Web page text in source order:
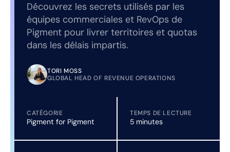
Découvrez les secrets utilisés par les
équipes commerciales et RevOps de
Pigment pour livrer territoires et quotas
dans les délais impartis.
TORI MOSS
GLOBAL HEAD OF REVENUE OPERATIONS
CATÉGORIE
Pigment for Pigment
TEMPS DE LECTURE
5 minutes